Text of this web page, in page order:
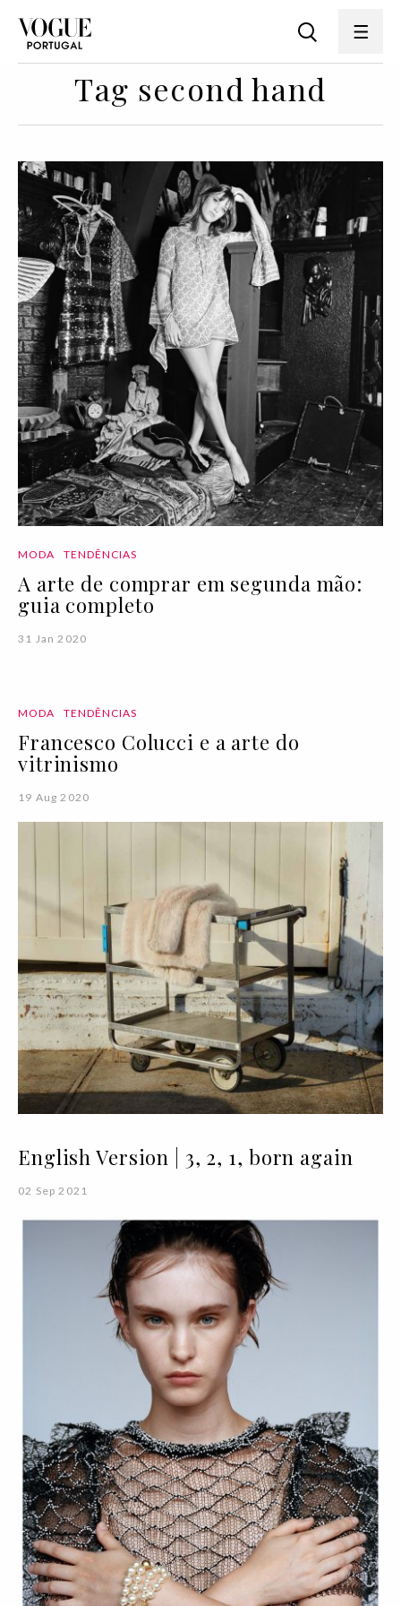
Tag second hand
MODA TENDÊNCIAS
A arte de comprar em segunda mão:
guia completo
31 Jan 2020
MODA TENDÊNCIAS
Francesco Colucci e a arte do
vitrinismo
19 Aug 2020
English Version | 3, 2, 1, born again
02 Sep 2021